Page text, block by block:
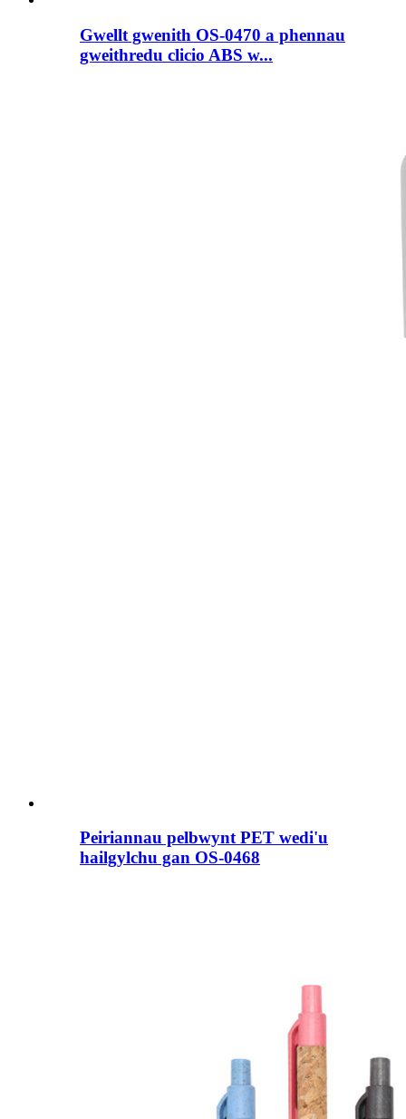
Gwellt gwenith OS-0470 a phennau
gweithredu clicio ABS w...
Peiriannau pelbwynt PET wedi'u
hailgylchu gan OS-0468